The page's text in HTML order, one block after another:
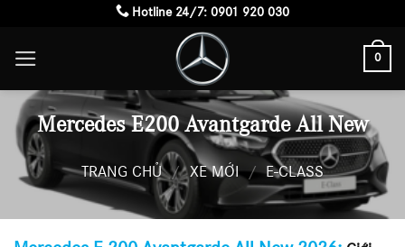
content
Hotline 24/7: 0901 920 030
0
Mercedes E200 Avantgarde All New
TRANG CHỦ / XE MỚI / E-CLASS